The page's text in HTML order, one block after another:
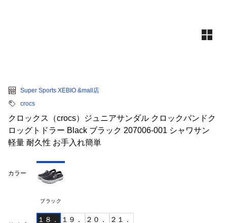
Super Sports XEBIO &mall店
crocs
クロックス（crocs）ジュニアサンダル クロックバンドク
ロッグトドラー Black ブラック 207006-001 シャワサン
軽量 耐久性 お手入れ簡単
カラー
ブラック
１８． １９． ２０． ２１．